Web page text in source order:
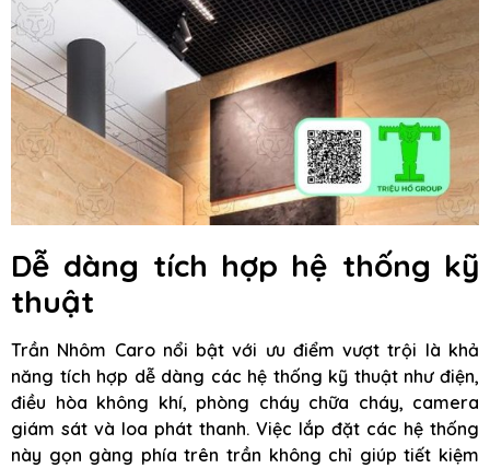
Dễ dàng tích hợp hệ thống kỹ
thuật
Trần Nhôm Caro nổi bật với ưu điểm vượt trội là khả
năng tích hợp dễ dàng các hệ thống kỹ thuật như điện,
điều hòa không khí, phòng cháy chữa cháy, camera
giám sát và loa phát thanh. Việc lắp đặt các hệ thống
này gọn gàng phía trên trần không chỉ giúp tiết kiệm